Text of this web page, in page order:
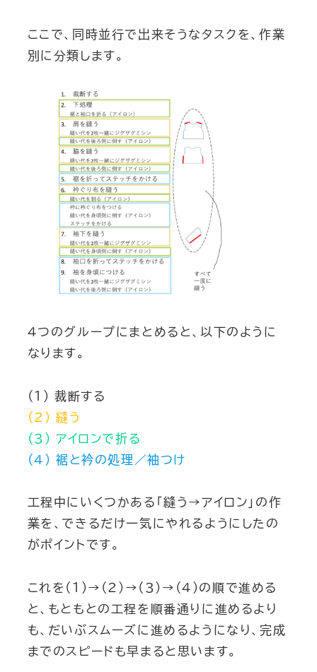
ここで、同時並行で出来そうなタスクを、作業
別に分類します。
４つのグループにまとめると、以下のように
なります。
(１) 裁断する
(２) 縫う
(３) アイロンで折る
(４) 裾と衿の処理／袖つけ
工程中にいくつかある「縫う→アイロン」の作
業を、できるだけ一気にやれるようにしたの
がポイントです。
これを(１)→(２)→(３)→(４)の順で進める
と、もともとの工程を順番通りに進めるより
も、だいぶスムーズに進めるようになり、完成
までのスピードも早まると思います。